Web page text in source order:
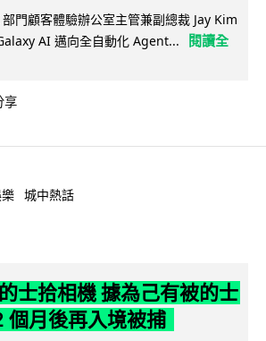
門顧客體驗辦公室主管兼副總裁 Jay Kim
AI 邁向全自動化 Agent...
閱讀全
享
城中熱話
士拾相機 據為己有被的士
個月後再入境被捕